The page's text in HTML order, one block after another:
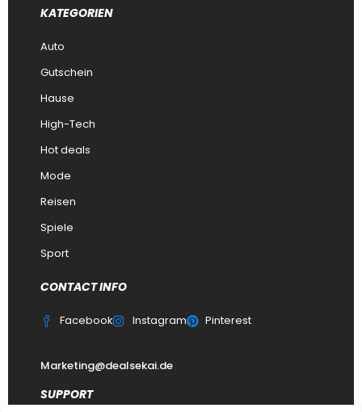
KATEGORIEN
Auto
Gutschein
Hause
High-Tech
Hot deals
Mode
Reisen
Spiele
Sport
CONTACT INFO
Facebook Instagram Pinterest
Marketing@dealsekai.de
SUPPORT